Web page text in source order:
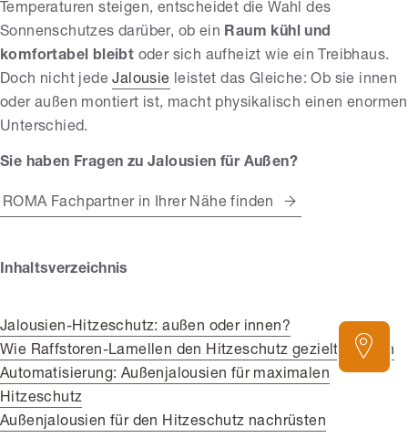
Temperaturen steigen, entscheidet die Wahl des
Sonnenschutzes darüber, ob ein Raum kühl und
komfortabel bleibt oder sich aufheizt wie ein Treibhaus.
Doch nicht jedeJalousie leistet das Gleiche: Ob sie innen
oder außen montiert ist, macht physikalisch einen enormen
Unterschied.
Sie haben Fragen zu Jalousien für Außen?
ROMA Fachpartner in Ihrer Nähe finden
Inhaltsverzeichnis
Jalousien-Hitzeschutz: außen oder innen?
Wie Raffstoren-Lamellen den Hitzeschutz gezielt steuern
Automatisierung: Außenjalousien für maximalen
Hitzeschutz
Außenjalousien für den Hitzeschutz nachrüsten